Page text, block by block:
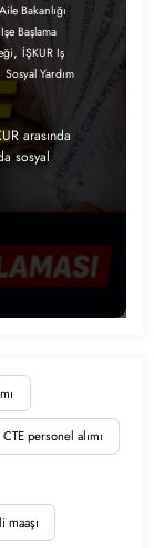
CTE personel alımı
maaşı
Aile Bakanlığı
Işe Başlama
, İŞKUR Iş
Sosyal Yardım
arasında
sosyal